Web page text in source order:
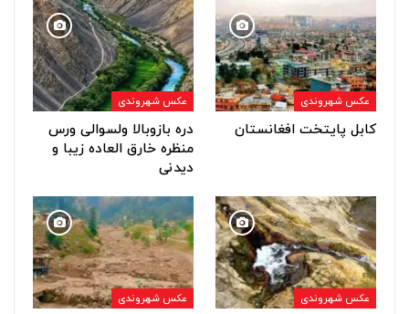
عکس شهروندی
کابل پایتخت افغانستان
عکس شهروندی
دره بازوبالا ولسوالی ورس
منظره خارق العاده زیبا و
دیدنی
عکس شهروندی عکس شهروندی